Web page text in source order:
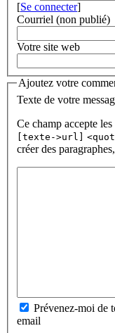
[Se connecter]
Courriel (non publié)
Votre site web
Ajoutez votre
Texte de votre
Ce champ accepte
[texte->url]
créer des
Prévenez-moi de
email